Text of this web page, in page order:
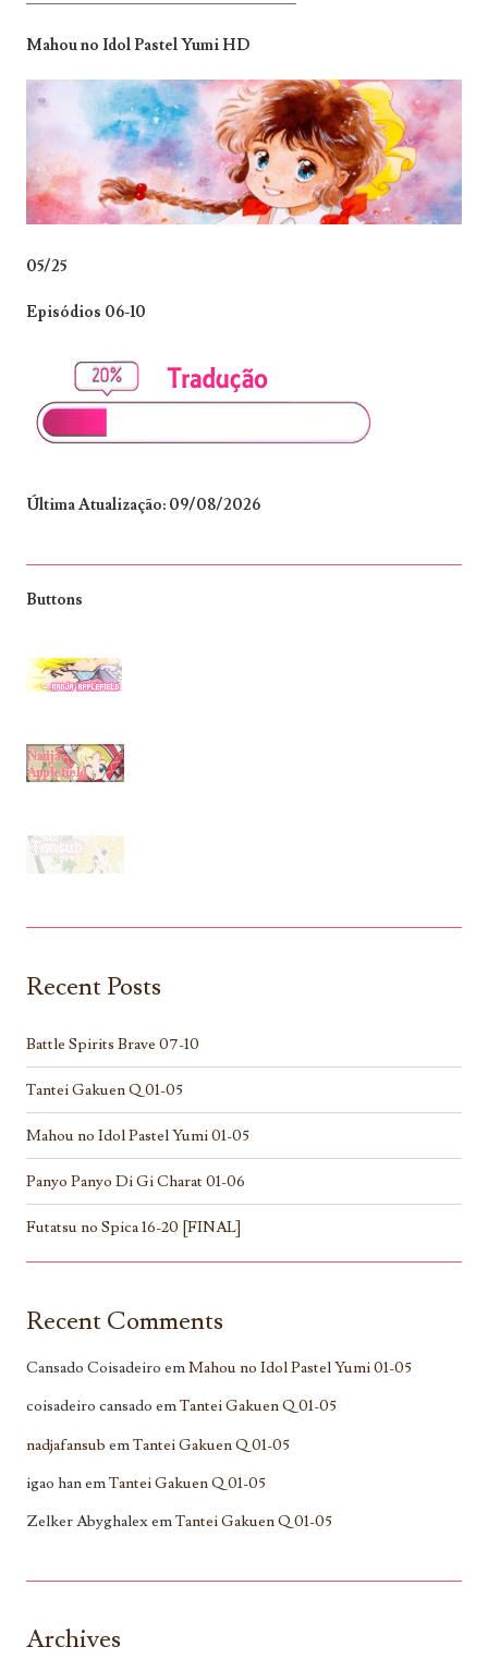
Mahou no Idol Pastel Yumi HD
05/25
Episódios 06-10
Última Atualização: 09/08/2026
Buttons
Recent Posts
Battle Spirits Brave 07-10
Tantei Gakuen Q 01-05
Mahou no Idol Pastel Yumi 01-05
Panyo Panyo Di Gi Charat 01-06
Futatsu no Spica 16-20 [FINAL]
Recent Comments
Cansado Coisadeiro emMahou no Idol Pastel Yumi 01-05
coisadeiro cansado emTantei Gakuen Q 01-05
nadjafansub emTantei Gakuen Q 01-05
igao hanemTantei Gakuen Q 01-05
Zelker AbyghalexemTantei Gakuen Q 01-05
Archives